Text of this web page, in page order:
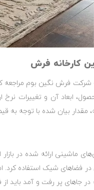
فرش‌های ماشینی ارائه
فضاهای شیک استفاده کرد.
جاهای پر رفت و آمد باید